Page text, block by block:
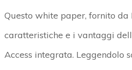
Questo white paper, fornito
caratteristiche e i vantaggi
Access integrata. Leggendolo